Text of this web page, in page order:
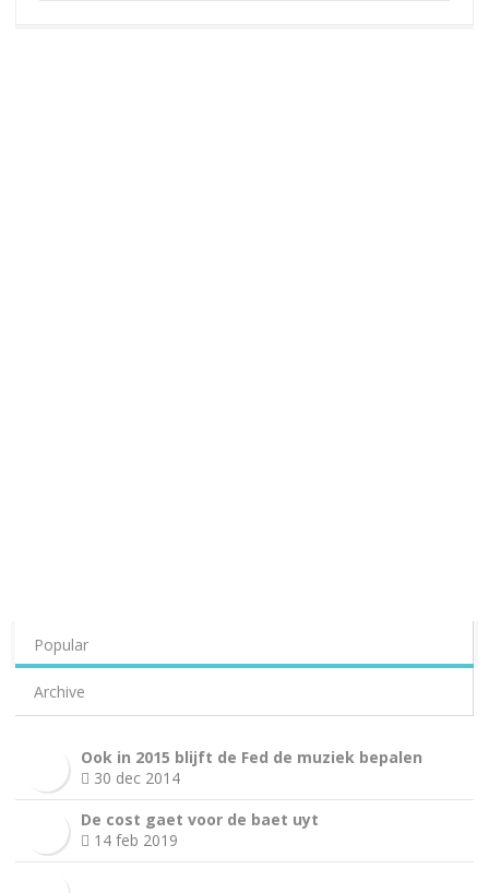
Popular
Archive
Ook in 2015 blijft de Fed de muziek bepalen
30 dec 2014
De cost gaet voor de baet uyt
14 feb 2019